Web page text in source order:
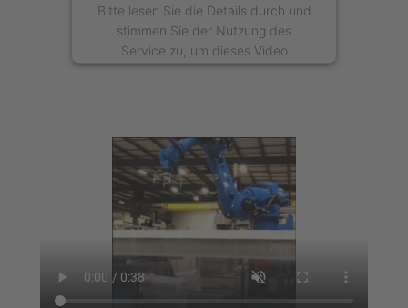
Bitte lesen Sie die Details durch und
stimmen Sie der Nutzung des
Service zu, um dieses Video
anzusehen.
Akzeptieren
powered byUsercentrics Consent
Management Platform